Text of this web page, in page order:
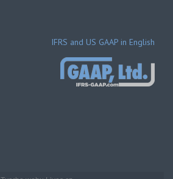
IFRS and US GAAP in English